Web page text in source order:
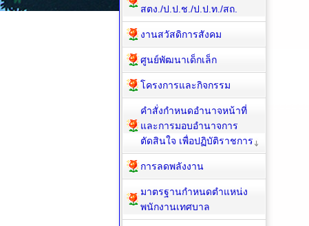
สตง./ป.ป.ช./ป.ป.ท./สถ.
งานสวัสดิการสังคม
ศูนย์พัฒนาเด็กเล็ก
โครงการและกิจกรรม
คำสั่งกำหนดอำนาจหน้าที่
และการมอบอำนาจการ
ตัดสินใจ เพื่อปฏิบัติราชการ
การลดพลังงาน
มาตรฐานกำหนดตำแหน่ง
พนักงานเทศบาล